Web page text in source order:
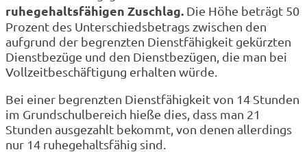
ruhegehaltsfähigen Zuschlag. Die Höhe beträgt 50
Prozent des Unterschiedsbetrags zwischen den
aufgrund der begrenzten Dienstfähigkeit gekürzten
Dienstbezüge und den Dienstbezügen, die man bei
Vollzeitbeschäftigung erhalten würde.
Bei einer begrenzten Dienstfähigkeit von 14 Stunden
im Grundschulbereich hieße dies, dass man 21
Stunden ausgezahlt bekommt, von denen allerdings
nur 14 ruhegehaltsfähig sind.